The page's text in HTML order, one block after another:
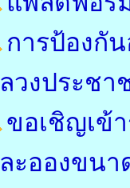
การป้องกั
ลวงประชา
ขอเชิญเข้
ละอองขนา